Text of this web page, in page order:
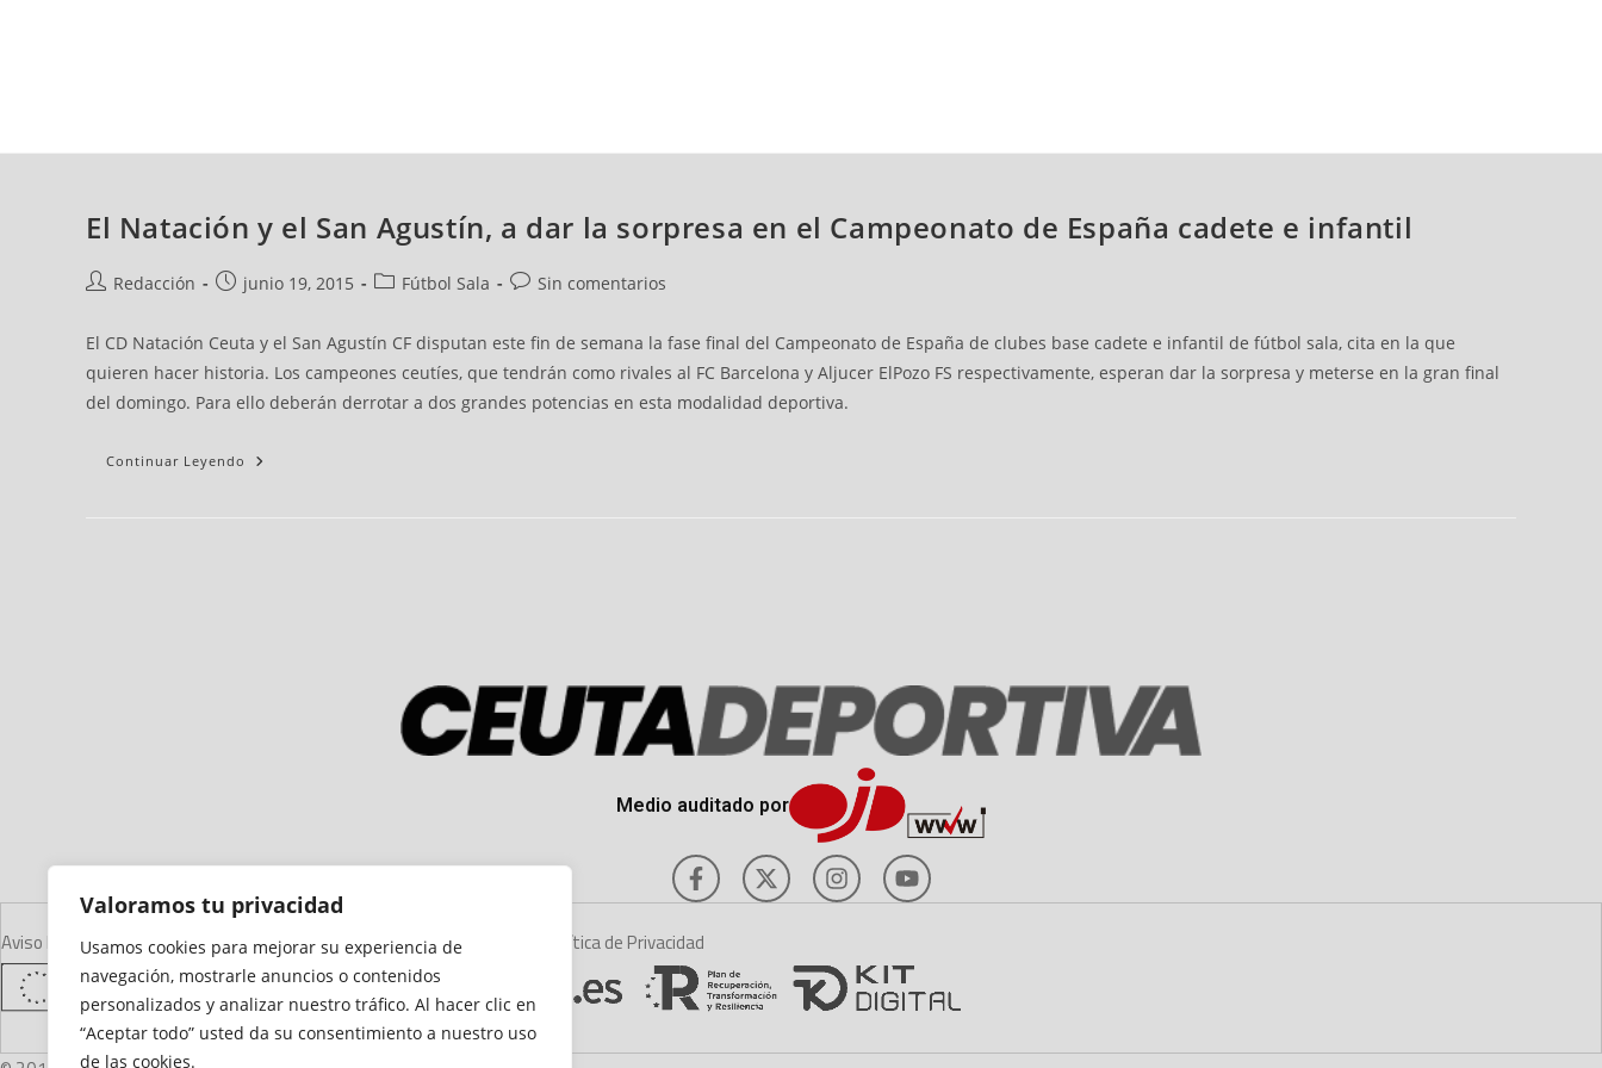
Valoramos tu privacidad
Usamos cookies para mejorar su experiencia de
navegación, mostrarle anuncios o contenidos
personalizados y analizar nuestro tráfico. Al hacer clic en
“Aceptar todo” usted da su consentimiento a nuestro uso
de las cookies.
El Natación y el San Agustín, a dar la sorpresa en el Campeonato de España cadete e infantil
Redacción junio 19, 2015 Fútbol Sala Sin comentarios
El CD Natación Ceuta y el San Agustín CF disputan este fin de semana la fase final del Campeonato de España de clubes base cadete e infantil de fútbol sala, cita en la que
quieren hacer historia. Los campeones ceutíes, que tendrán como rivales al FC Barcelona y Aljucer ElPozo FS respectivamente, esperan dar la sorpresa y meterse en la gran final
del domingo. Para ello deberán derrotar a dos grandes potencias en esta modalidad deportiva.
Continuar Leyendo
Medio auditado por
Aviso LegalDeclaración de AccesibilidadMapa del SitioPolítica de Cookies Política de Privacidad